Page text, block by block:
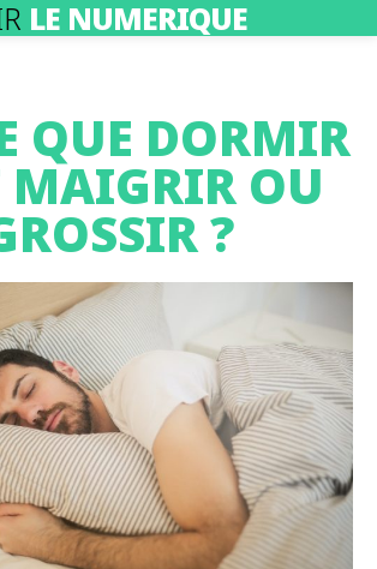
LE NUMERIQUE
QUE DORMIR
MAIGRIR OU
?